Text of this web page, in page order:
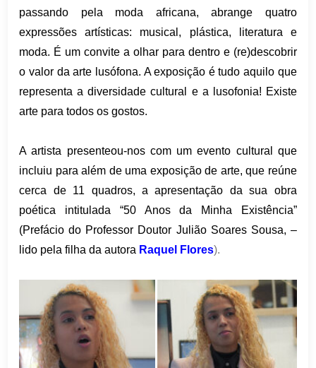
passando pela moda africana, abrange quatro
expressões artísticas: musical, plástica, literatura e
moda. É um convite a olhar para dentro e (re)descobrir
o valor da arte lusófona. A exposição é tudo aquilo que
representa a diversidade cultural e a lusofonia! Existe
arte para todos os gostos.
A artista presenteou-nos com um evento cultural que
incluiu para além de uma exposição de arte, que reúne
cerca de 11 quadros, a apresentação da sua obra
poética intitulada “50 Anos da Minha Existência”
(Prefácio do Professor Doutor Julião Soares Sousa, –
lido pela filha da autora Raquel Flores).